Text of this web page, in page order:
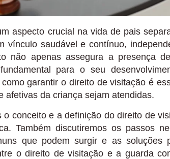
aspecto crucial na vida de pais
vínculo saudável e contínuo,
não apenas assegura a presença
para o seu
garantir o direito de visitação é
afetivas da criança sejam atendidas.
o conceito e a definição do direito de
Também discutiremos os passos
que podem surgir e as soluções
o direito de visitação e a guarda